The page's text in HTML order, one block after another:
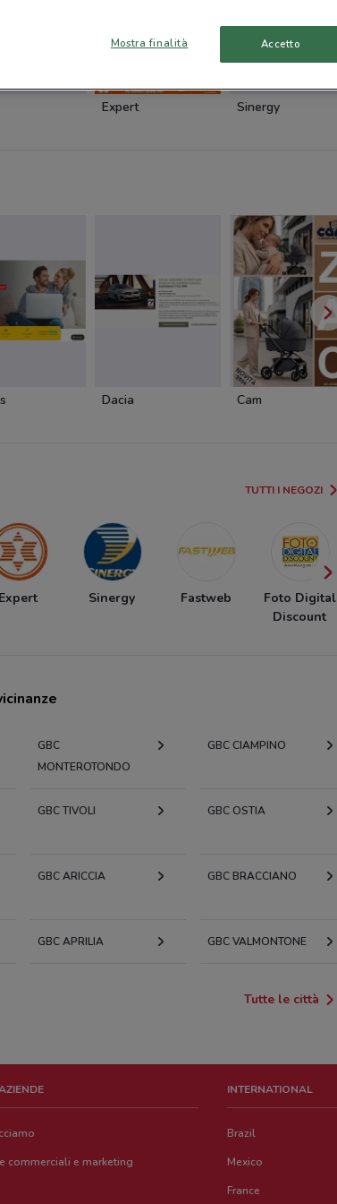
Expert Sinergy
Dacia Cam
TUTTI I NEGOZI
Expert Sinergy Fastweb
Foto Digital
Discount
GBC
MONTEROTONDO
GBC CIAMPINO
GBC TIVOLI GBC OSTIA
GBC ARICCIA GBC BRACCIANO
GBC APRILIA GBC VALMONTONE
Tutte le città
commerciali e marketing
INTERNATIONAL
Brazil
Mexico
France
Mostra finalità Accetto